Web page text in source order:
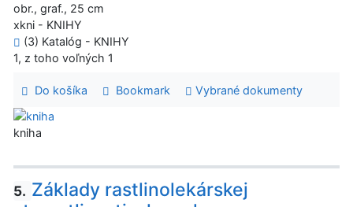
obr., graf., 25 cm
xkni - KNIHY
(3) Katalóg - KNIHY
1, z toho voľných 1
Do košíka Bookmark Vybrané dokumenty
kniha
5. Základy rastlinolekárskej